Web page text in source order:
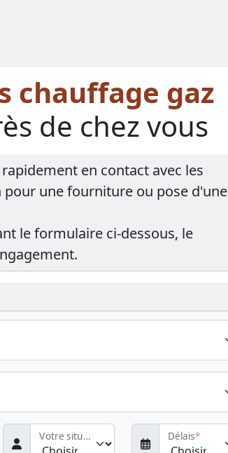
chauffage gaz
de chez vous
en contact avec les
une fourniture ou pose d'une
le formulaire ci-dessous, le
Votre situation Délais